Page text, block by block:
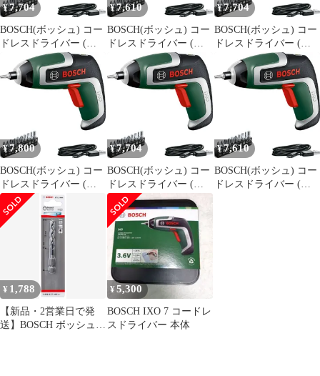
¥7,704
BOSCH(ボッシュ) コー
ドレスドライバー (本
体のみ、ビットセット
（10本）、マグネット
ビットホルダー、マイ
クロUSBケーブル
（Type-B）、キャリン
¥7,610
BOSCH(ボッシュ) コー
ドレスドライバー (本
体のみ、ビットセット
（10本）、マグネット
ビットホルダー、マイ
クロUSBケーブル
（Type-B）、キャリン
¥7,704
BOSCH(ボッシュ) コー
ドレスドライバー (本
体のみ、ビットセット
（10本）、マグネット
ビットホルダー、マイ
クロUSBケーブル
（Type-B）、キャリン
¥7,800
BOSCH(ボッシュ) コー
ドレスドライバー (本
体のみ、ビットセット
（10本）、マグネット
ビットホルダー、マイ
クロUSBケーブル
（Type-B）、キャリン
グケース) IXO7 1
¥7,704
BOSCH(ボッシュ) コー
ドレスドライバー (本
体のみ、ビットセット
（10本）、マグネット
ビットホルダー、マイ
クロUSBケーブル
（Type-B）、キャリン
グケース) IXO7 1
¥7,610
BOSCH(ボッシュ) コー
ドレスドライバー (本
¥ 1,788
【新品・2営業日で発
送】BOSCH ボッシュ
¥5,300
BOSCH IXO 7 コードレ
スドライバー 本体